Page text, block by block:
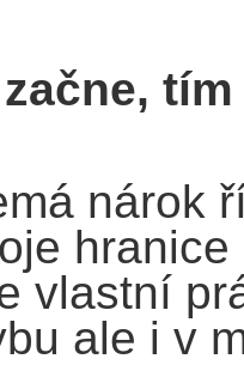
nárok
vlastní
ale i v